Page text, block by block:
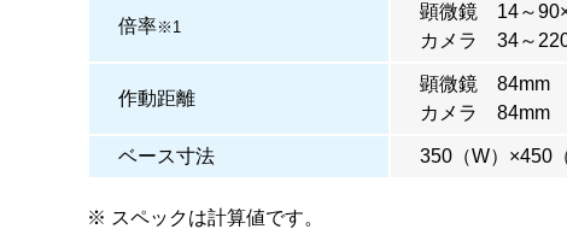
倍率※1
顕微鏡 14～
カメラ 34～
作動距離
顕微鏡 84mm
カメラ 84mm
ベース寸法 350（W）×450
※ スペックは計算値です。